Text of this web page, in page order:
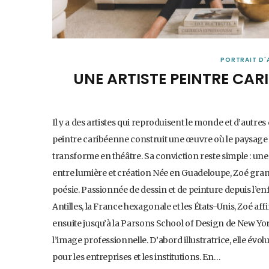
PORTRAIT
UNE ARTISTE PEINTRE
Il y a des artistes qui reproduisent le monde et
peintre caribéenne construit une œuvre où le
transforme en théâtre. Sa conviction reste simple :
entre lumière et création Née en Guadeloupe, Zoé
poésie. Passionnée de dessin et de peinture depuis
Antilles, la France hexagonale et les États-Unis, Zoé
ensuite jusqu’à la Parsons School of Design de New
l’image professionnelle. D’abord illustratrice, elle
pour les entreprises et les institutions. En…